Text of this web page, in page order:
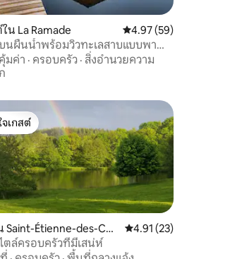
ก 5, 19 รีวิว
น La Ramade คะแนนเฉลี่ย 4.97 จาก
4.97 (59)
นผืนน้ำพร้อมวิวทะเลสาบแบบพา
มค่า · ครอบครัว · สิ่งอำนวยความ
จเกสต์
จเกสต์
Saint-Étienne-des-Cha
คะแนนเฉลี่ย 4.91 จาก
4.91 (23)
ตล์ครอบครัวที่มีเสน่ห์